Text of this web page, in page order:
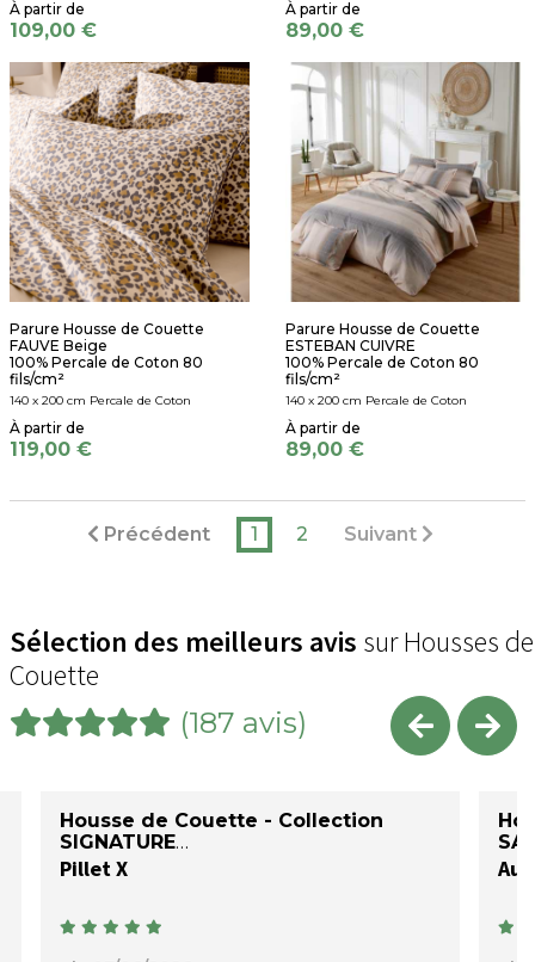
109,00 € 89,00 €
Parure Housse de Couette
FAUVE Beige
100% Percale de Coton 80
fils/cm²
140 x 200 cm Percale de Coton
119,00 €
Parure Housse de Couette
ESTEBAN CUIVRE
100% Percale de Coton 80
fils/cm²
140 x 200 cm Percale de Coton
89,00 €
Précédent 1 2 Suivant
Sélection des meilleurs avis sur Housses de
Couette
(187 avis)
Housse de Couette - Collection
SIGNATURE
Pillet X